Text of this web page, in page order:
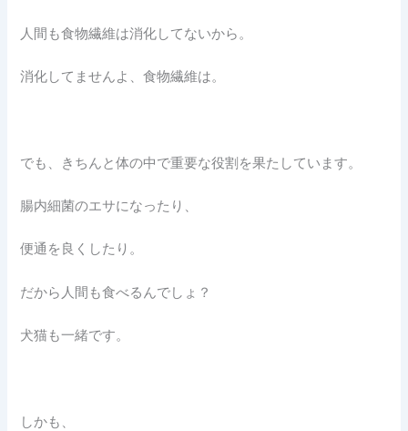
人間も食物繊維は消化してないから。
消化してませんよ、食物繊維は。
でも、きちんと体の中で重要な役割を果たしています。
腸内細菌のエサになったり、
便通を良くしたり。
だから人間も食べるんでしょ？
犬猫も一緒です。
しかも、